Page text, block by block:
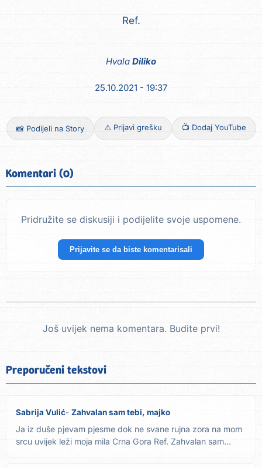
Ref.
Hvala Diliko
25.10.2021 - 19:37
📸 Podijeli na Story ⚠️ Prijavi grešku 📺 Dodaj YouTube
Komentari (0)
Pridružite se diskusiji i podijelite svoje uspomene.
Prijavite se da biste komentarisali
Još uvijek nema komentara. Budite prvi!
Preporučeni tekstovi
Sabrija Vulić Zahvalan sam tebi, majko
Ja iz duše pjevam pjesme dok ne svane rujna zora na mom
srcu uvijek leži moja mila Crna Gora Ref. Zahvalan sam